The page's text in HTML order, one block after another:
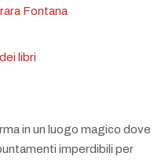
Fontana
libri
in un luogo magico dove
imperdibili per